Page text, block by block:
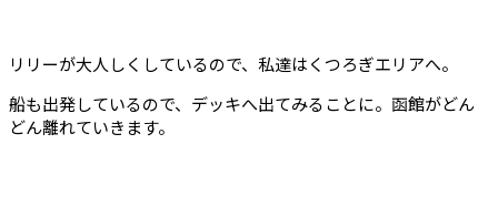
リリーが大人しくしているので、私達はくつろぎエリアへ。
船も出発しているので、デッキへ出てみることに。函館がどん
どん離れていきます。